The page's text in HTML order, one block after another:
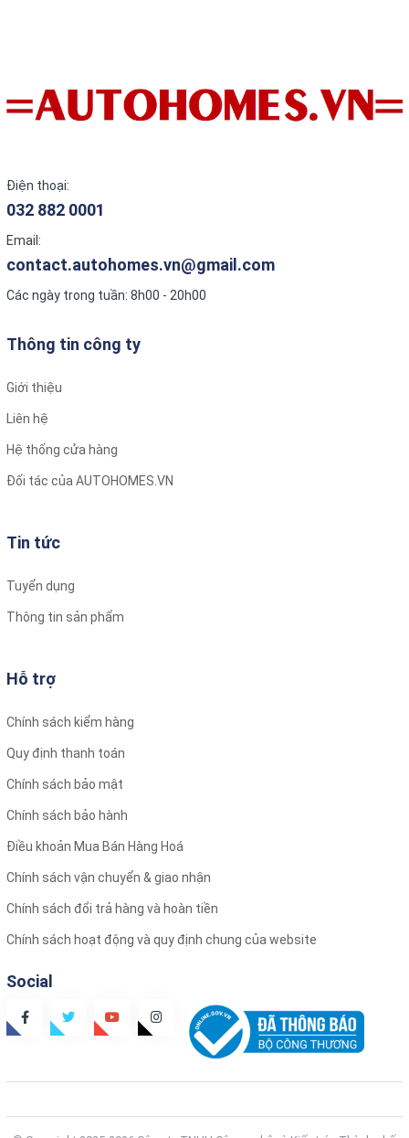
Điện thoại:
032 882 0001
Email:
contact.autohomes.vn@gmail.com
Các ngày trong tuần: 8h00 - 20h00
Thông tin công ty
Giới thiệu
Liên hệ
Hệ thống cửa hàng
Đối tác của AUTOHOMES.VN
Tin tức
Tuyển dụng
Thông tin sản phẩm
Hỗ trợ
Chính sách kiểm hàng
Quy định thanh toán
Chính sách bảo mật
Chính sách bảo hành
Điều khoản Mua Bán Hàng Hoá
Chính sách vận chuyển & giao nhận
Chính sách đổi trả hàng và hoàn tiền
Chính sách hoạt động và quy định chung của website
Social